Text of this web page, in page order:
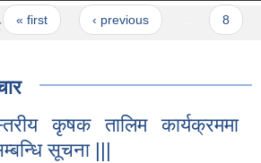
« first ‹ previous
कृषक तालिम कार्यक्रममा
सूचना |||